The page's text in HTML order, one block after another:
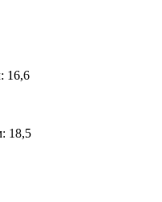
16,6
18,5